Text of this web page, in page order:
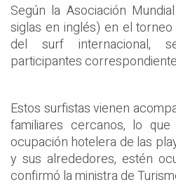
Según la Asociación
siglas en inglés) en el
del surf internacional,
participantes
Estos surfistas vienen
familiares cercanos, lo
ocupación hotelera de las
y sus alrededores, estén
confirmó la ministra de